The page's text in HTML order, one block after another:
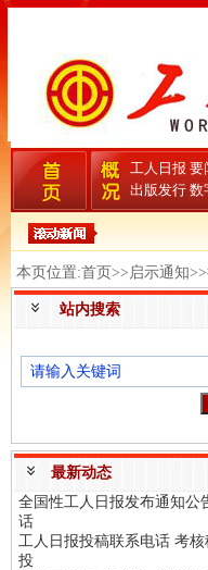
工人日报 要
出版发行 数
本页位置:首页>>启示通知
站内搜索
最新动态
全国性工人日报发布通知公
话
工人日报投稿联系电话 考
投